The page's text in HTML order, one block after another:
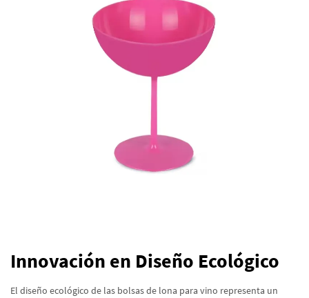
Innovación en Diseño Ecológico
El diseño ecológico de las bolsas de lona para vino representa un